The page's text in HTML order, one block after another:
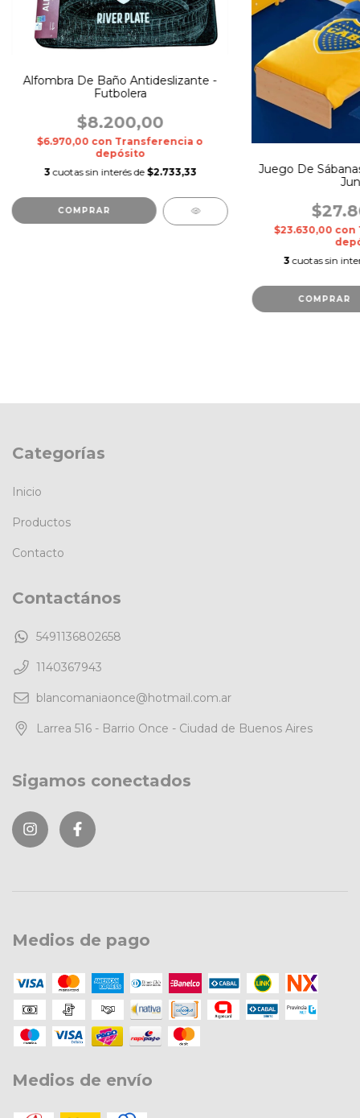
Alfombra De Baño Antideslizante -
Futbolera
$8.200,00
$6.970,00 con Transferencia o
depósito
3 cuotas sin interés de $2.733,33
Juego De
$23.630,00 con
3 cuotas sin
COMPRAR
Categorías
Inicio
Productos
Contacto
Contactános
5491136802658
1140367943
blancomaniaonce@hotmail.com.ar
Larrea 516 - Barrio Once - Ciudad de Buenos Aires
Sigamos conectados
Medios de pago
Medios de envío